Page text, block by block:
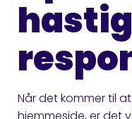
Når det kommer til
hjemmeside, er det